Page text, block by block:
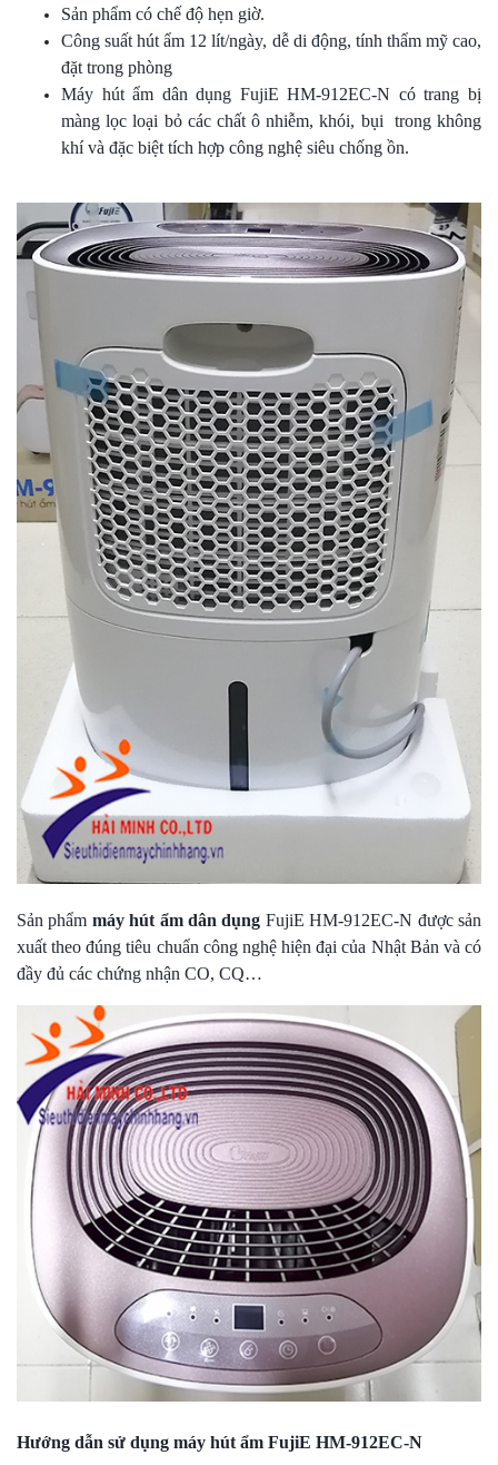
Sản phẩm có chế độ hẹn giờ.
Công suất hút ẩm 12 lít/ngày, dễ di động, tính thẩm mỹ cao,
đặt trong phòng
Máy hút ẩm dân dụng FujiE HM-912EC-N có trang bị
màng lọc loại bỏ các chất ô nhiễm, khói, bụi trong không
khí và đặc biệt tích hợp công nghệ siêu chống ồn.
Sản phẩm máy hút ẩm dân dụng FujiE HM-912EC-N được sản
xuất theo đúng tiêu chuẩn công nghệ hiện đại của Nhật Bản và có
đầy đủ các chứng nhận CO, CQ…
Hướng dẫn sử dụng máy hút ẩm FujiE HM-912EC-N